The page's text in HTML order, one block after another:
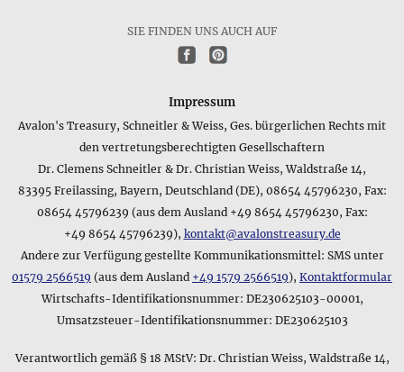
SIE FINDEN UNS AUCH AUF
Impressum
Avalon's Treasury, Schneitler & Weiss, Ges. bürgerlichen Rechts mit
den vertretungsberechtigten Gesellschaftern
Dr. Clemens Schneitler & Dr. Christian Weiss, Waldstraße 14,
83395 Freilassing, Bayern, Deutschland (DE), 08654 45796230, Fax:
08654 45796239 (aus dem Ausland +49 8654 45796230, Fax:
+49 8654 45796239), kontakt@avalonstreasury.de
Andere zur Verfügung gestellte Kommunikationsmittel: SMS unter
01579 2566519 (aus dem Ausland +49 1579 2566519), Kontaktformular
Wirtschafts-Identifikationsnummer: DE230625103-00001,
Umsatzsteuer-Identifikationsnummer: DE230625103
Verantwortlich gemäß § 18 MStV: Dr. Christian Weiss, Waldstraße 14,